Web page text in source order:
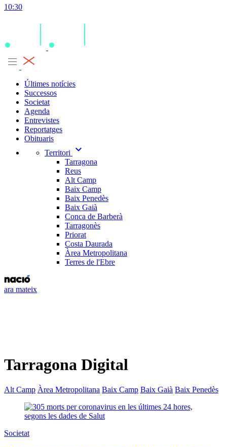
10:30
Últimes notícies
Successos
Societat
Agenda
Entrevistes
Reportatges
Obituaris
Territori
expand_more
Tarragona
Reus
Alt Camp
Baix Camp
Baix Penedès
Baix Gaià
Conca de Barberà
Tarragonès
Priorat
Costa Daurada
Àrea Metropolitana
Terres de l'Ebre
ara mateix
Tarragona Digital
Alt Camp Àrea Metropolitana Baix Camp Baix Gaià Baix Penedès
Societat